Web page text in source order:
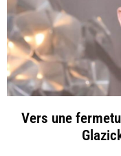
Vers une